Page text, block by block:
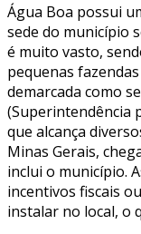
Água Boa possui
sede do município
é muito vasto,
pequenas
demarcada como
(Superintendência
que alcança
Minas Gerais,
inclui o município.
incentivos fiscais
instalar no local, o